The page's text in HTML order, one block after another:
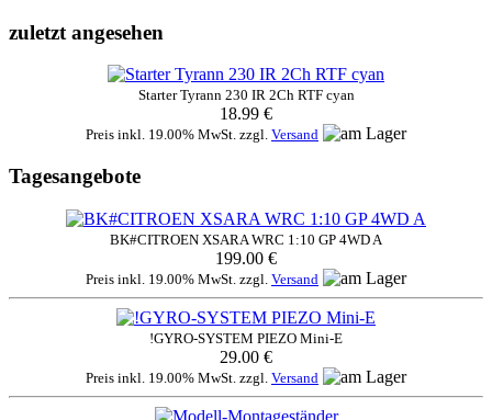
zuletzt angesehen
Starter Tyrann 230 IR 2Ch RTF cyan
18.99 €
Preis inkl. 19.00% MwSt. zzgl. Versand
Tagesangebote
BK#CITROEN XSARA WRC 1:10 GP 4WD A
199.00 €
Preis inkl. 19.00% MwSt. zzgl. Versand
!GYRO-SYSTEM PIEZO Mini-E
29.00 €
Preis inkl. 19.00% MwSt. zzgl. Versand